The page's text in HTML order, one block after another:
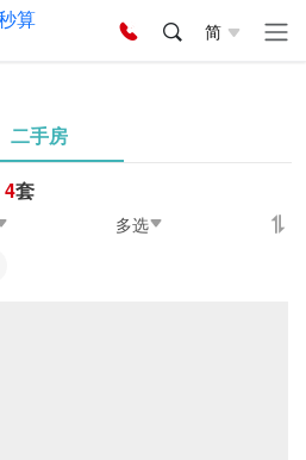
简
二手房
4套
多选